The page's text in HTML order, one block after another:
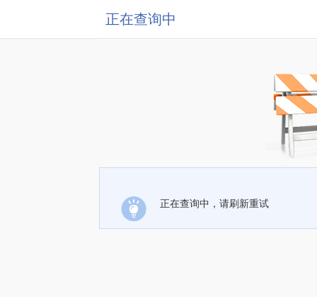
正在查询中
正在查询中，请刷新重试